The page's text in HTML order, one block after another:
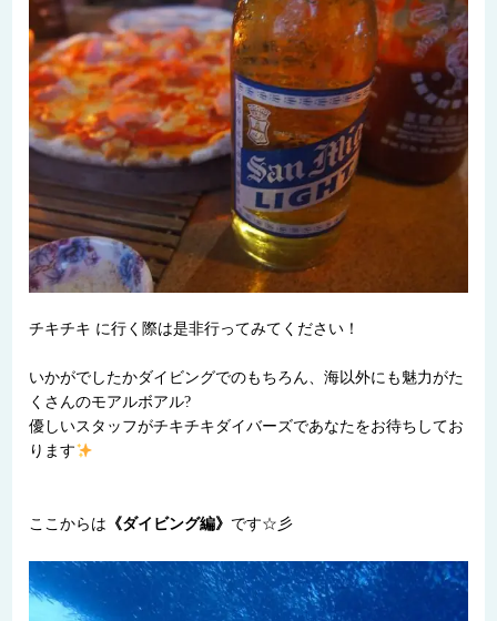
チキチキ に行く際は是非行ってみてください！
いかがでしたかダイビングでのもちろん、海以外にも魅力がた
くさんのモアルボアル?
優しいスタッフがチキチキダイバーズであなたをお待ちしてお
ります
ここからは 《ダイビング編》 です☆彡